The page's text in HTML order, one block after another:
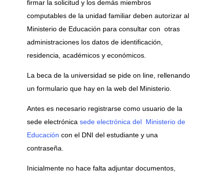
firmar la solicitud y los demás miembros
computables de la unidad familiar deben autorizar al
Ministerio de Educación para consultar con otras
administraciones los datos de identificación,
residencia, académicos y económicos.
La beca de la universidad se pide on line, rellenando
un formulario que hay en la web del Ministerio.
Antes es necesario registrarse como usuario de la
sede electrónica sede electrónica del Ministerio de
Educación con el DNI del estudiante y una
contraseña.
Inicialmente no hace falta adjuntar documentos,